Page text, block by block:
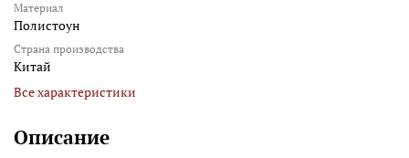
Материал
Полистоун
Страна производства
Китай
Все характеристики
Описание